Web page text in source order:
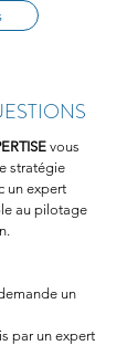
vous
stratégie
un expert
au pilotage
un
par un expert